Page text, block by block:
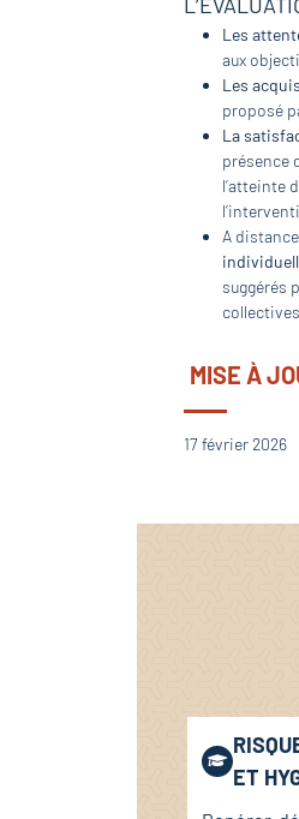
Les
aux
Les
proposé
La
présence
l’atteinte
A
suggérés
MISE À
17 février 2026
ET